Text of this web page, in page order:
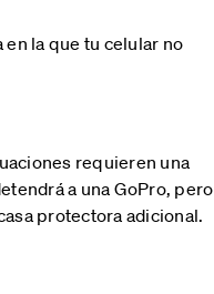
la que tu celular no
requieren una
a una GoPro, pero
protectora adicional.